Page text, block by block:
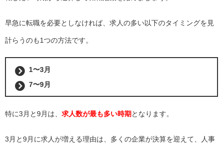
早急に転職を必要としなければ、求人の多い以下のタイミングを見
計らうのも1つの方法です。
1〜3月
7〜9月
特に3月と9月は、 求人数が最も多い時期 となります。
3月と9月に求人が増える理由は、多くの企業が決算を迎えて、人事